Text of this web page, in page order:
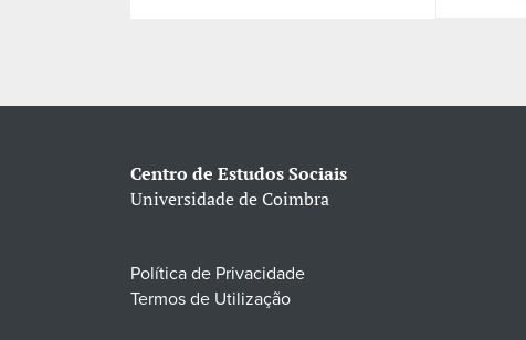
Centro de Estudos Sociais
Universidade de Coimbra
Política de Privacidade
Termos de Utilização